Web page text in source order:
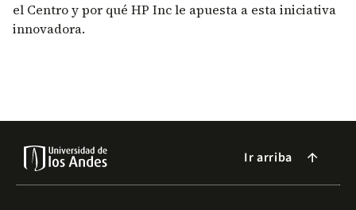
el Centro y por qué HP Inc le apuesta a esta iniciativa
innovadora.
Ir arriba arrow_forward